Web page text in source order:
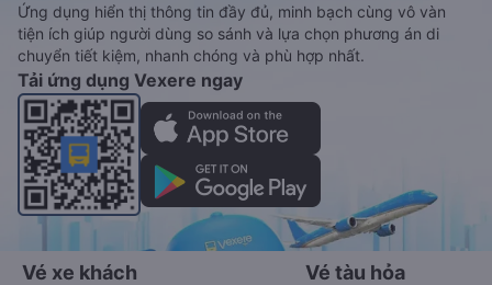
Ứng dụng hiển thị thông tin đầy đủ, minh bạch cùng vô vàn
tiện ích giúp người dùng so sánh và lựa chọn phương án di
chuyển tiết kiệm, nhanh chóng và phù hợp nhất.
Tải ứng dụng Vexere ngay
Vé xe khách Vé tàu hỏa